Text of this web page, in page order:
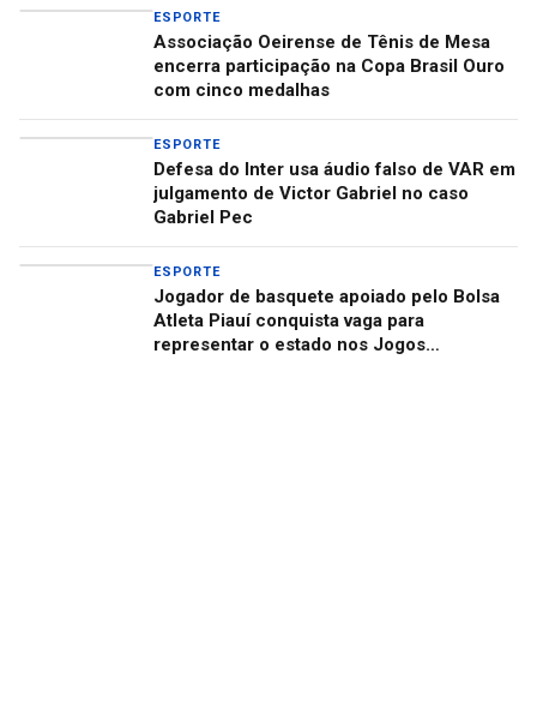
ESPORTE
Associação Oeirense de Tênis de Mesa
encerra participação na Copa Brasil Ouro
com cinco medalhas
ESPORTE
Defesa do Inter usa áudio falso de VAR em
julgamento de Victor Gabriel no caso
Gabriel Pec
ESPORTE
Jogador de basquete apoiado pelo Bolsa
Atleta Piauí conquista vaga para
representar o estado nos Jogos